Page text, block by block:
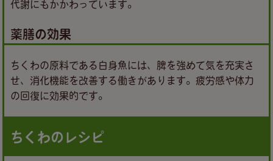
代謝にもかかわっています。
薬膳の効果
ちくわの原料である白身魚には、脾を強めて気を充実さ
せ、消化機能を改善する働きがあります。疲労感や体力
の回復に効果的です。
ちくわのレシピ